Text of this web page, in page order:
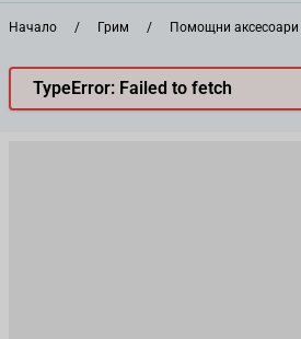
Начало / Грим / Помощни аксесоари
TypeError: Failed to fetch